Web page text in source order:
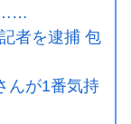
……
者を逮捕 包
んが1番気持